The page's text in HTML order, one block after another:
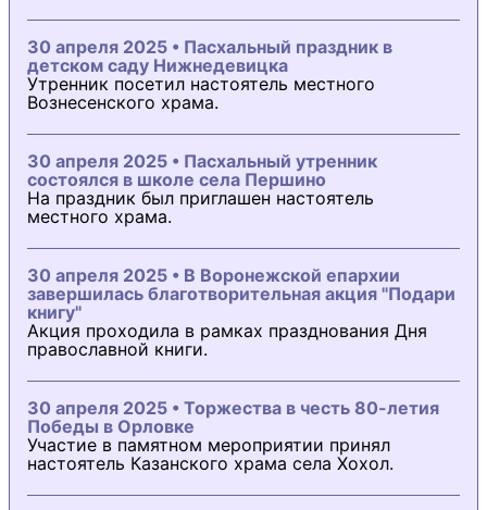
30 апреля 2025 • Пасхальный праздник в
детском саду Нижнедевицка
Утренник посетил настоятель местного
Вознесенского храма.
30 апреля 2025 • Пасхальный утренник
состоялся в школе села Першино
На праздник был приглашен настоятель
местного храма.
30 апреля 2025 • В Воронежской епархии
завершилась благотворительная акция "Подари
книгу"
Акция проходила в рамках празднования Дня
православной книги.
30 апреля 2025 • Торжества в честь 80-летия
Победы в Орловке
Участие в памятном мероприятии принял
настоятель Казанского храма села Хохол.